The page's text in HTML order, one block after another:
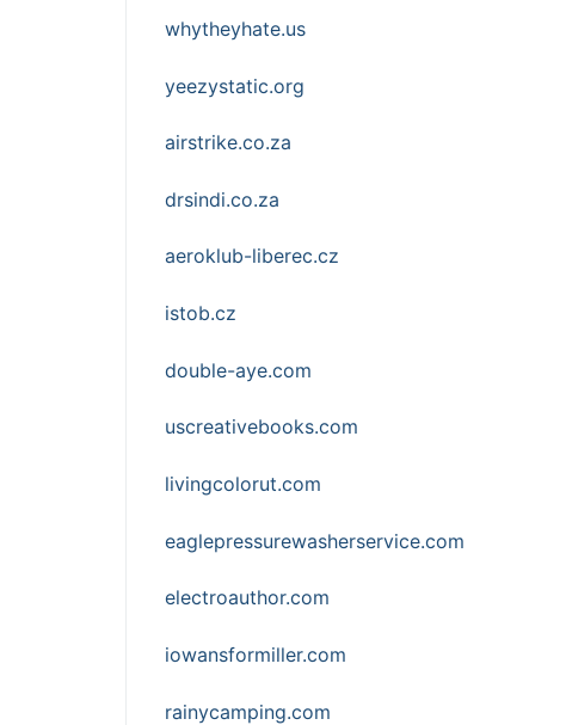
whytheyhate.us
yeezystatic.org
airstrike.co.za
drsindi.co.za
aeroklub-liberec.cz
istob.cz
double-aye.com
uscreativebooks.com
livingcolorut.com
eaglepressurewasherservice.com
electroauthor.com
iowansformiller.com
rainycamping.com